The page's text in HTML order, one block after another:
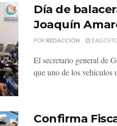
Día de
Joaquín
POR REDACCIÓN 3
El secretario general de
que uno de los vehículos
Confirma